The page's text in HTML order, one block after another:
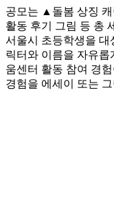
공모는 ▲돌봄 상징
활동 후기 그림 등 총
서울시 초등학생을 대
릭터와 이름을 자유롭
움센터 활동 참여 경
경험을 에세이 또는